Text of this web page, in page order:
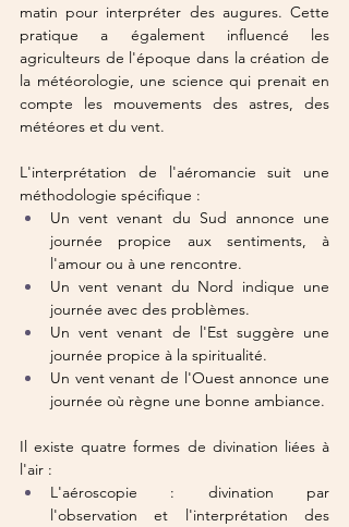
matin pour interpréter des augures. Cette
pratique a également influencé les
agriculteurs de l'époque dans la création de
la météorologie, une science qui prenait en
compte les mouvements des astres, des
météores et du vent.
L'interprétation de l'aéromancie suit une
méthodologie spécifique :
Un vent venant du Sud annonce une
journée propice aux sentiments, à
l'amour ou à une rencontre.
Un vent venant du Nord indique une
journée avec des problèmes.
Un vent venant de l'Est suggère une
journée propice à la spiritualité.
Un vent venant de l'Ouest annonce une
journée où règne une bonne ambiance.
Il existe quatre formes de divination liées à
l'air :
L'aéroscopie : divination par
l'observation et l'interprétation des